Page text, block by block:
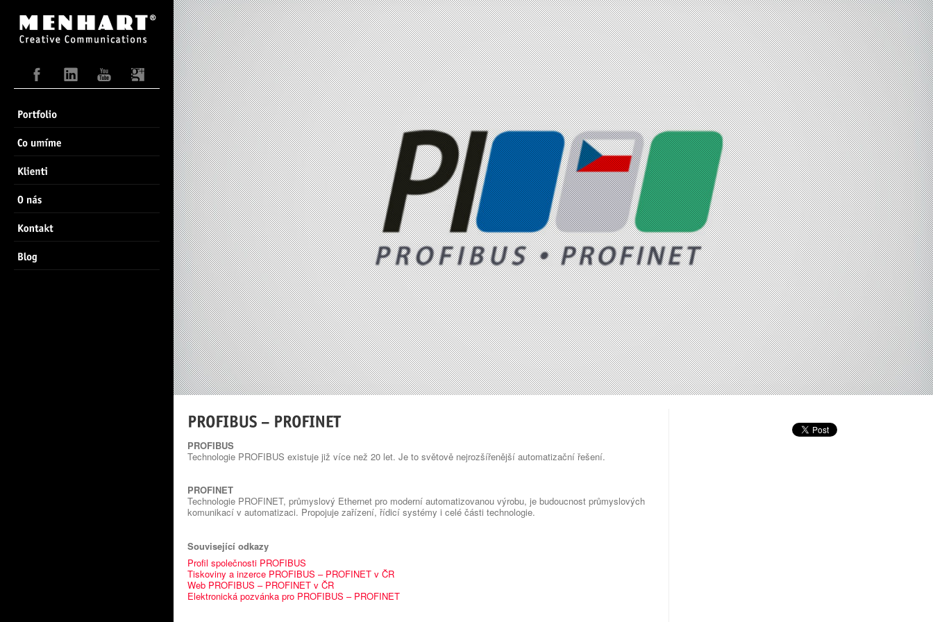
PROFIBUS
Technologie PROFIBUS existuje již více než 20 let. Je to světově nejrozšířenější automatizační řešení.
PROFINET
Technologie PROFINET, průmyslový Ethernet pro moderní automatizovanou výrobu, je budoucnost průmyslových
komunikací v automatizaci. Propojuje zařízení, řídicí systémy i celé části technologie.
Související odkazy
Profil společnosti PROFIBUS
Tiskoviny a inzerce PROFIBUS – PROFINET v ČR
Web PROFIBUS – PROFINET v ČR
Elektronická pozvánka pro PROFIBUS – PROFINET